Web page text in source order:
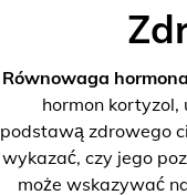
Równowaga
hormon
podstawą zdrowego
wykazać, czy jego
może wskazywać